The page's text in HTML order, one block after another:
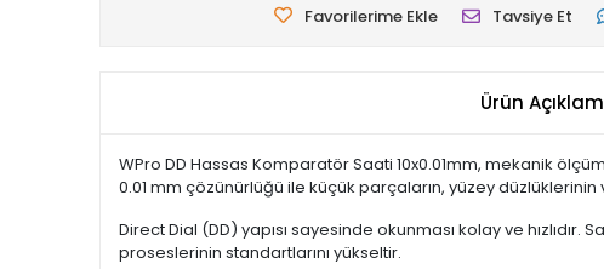
Favorilerime Ekle Tavsiye Et
Ürün
WPro DD Hassas Komparatör Saati 10x0.01mm, mekanik
0.01 mm çözünürlüğü ile küçük parçaların, yüzey
Direct Dial (DD) yapısı sayesinde okunması kolay ve
proseslerinin standartlarını yükseltir.